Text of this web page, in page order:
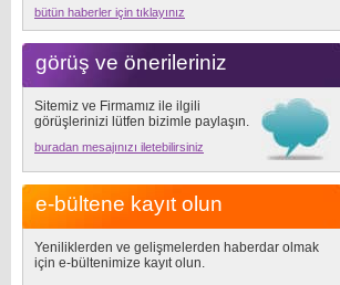
bütün haberler için tıklayınız
görüş ve önerileriniz
Sitemiz ve Firmamız ile ilgili
görüşlerinizi lütfen bizimle paylaşın.
buradan mesajınızı iletebilirsiniz
e-bültene kayıt olun
Yeniliklerden ve gelişmelerden haberdar olmak
için e-bültenimize kayıt olun.